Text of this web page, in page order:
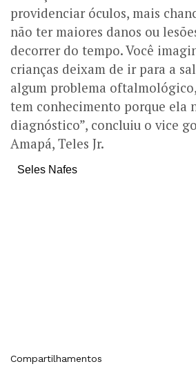
providenciar óculos, mais
não ter maiores danos ou
decorrer do tempo. Você
crianças deixam de ir para a
algum problema
tem conhecimento porque ela
diagnóstico”, concluiu o vice
Amapá, Teles Jr.
Seles Nafes
Compartilhamentos